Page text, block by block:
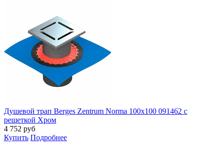
Душевой трап Berges Zentrum Norma 100x100 091462 с
решеткой Хром
4 752 руб
Купить Подробнее